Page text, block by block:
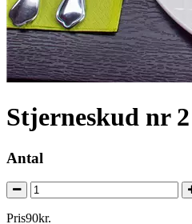
Stjerneskud nr 2
Antal
Pris90kr.